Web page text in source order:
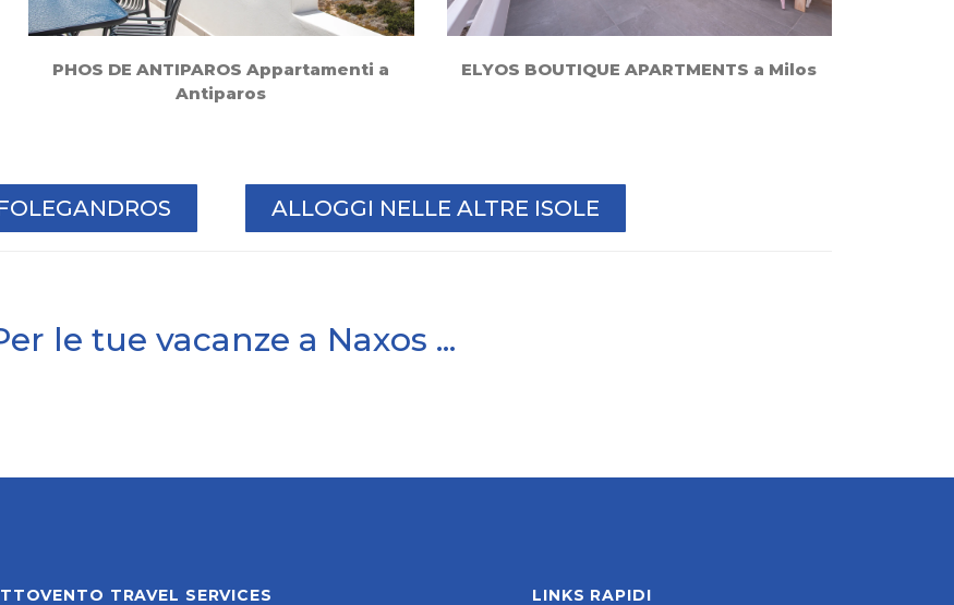
PHOS DE ANTIPAROS Appartamenti a
Antiparos
ELYOS BOUTIQUE APARTMENTS a Milos
ALLOGGI NELLE ALTRE ISOLE
le tue vacanze a Naxos ...
TRAVEL SERVICES LINKS RAPIDI